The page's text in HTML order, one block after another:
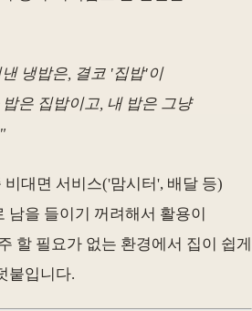
냉밥은, 결코 '집밥'이
은 집밥이고, 내 밥은 그냥
대면 서비스('맘시터', 배달 등)
남을 들이기 꺼려해서 활용이
할 필요가 없는 환경에서 집이 쉽게
붙입니다.